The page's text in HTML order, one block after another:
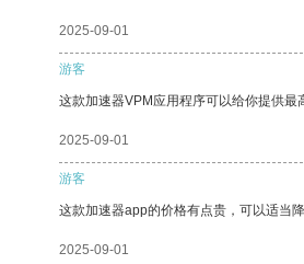
2025-09-01
游客
这款加速器VPM应用程序可以给你提供最
2025-09-01
游客
这款加速器app的价格有点贵，可以适当
2025-09-01